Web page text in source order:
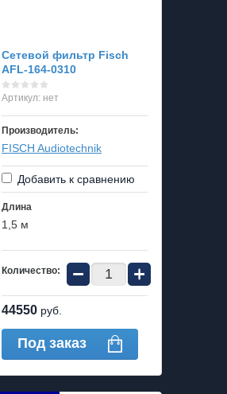
Сетевой фильтр Fisch
AFL-164-0310
Артикул: нет
Производитель:
FISCH Audiotechnik
Добавить к сравнению
Длина
1,5 м
Количество: − +
44550 руб.
Под заказ